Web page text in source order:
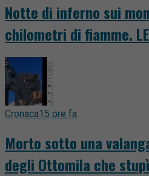
Notte di inferno sui
chilometri di fiamme. LE
Cronaca15 ore fa
Morto sotto una
degli Ottomila che